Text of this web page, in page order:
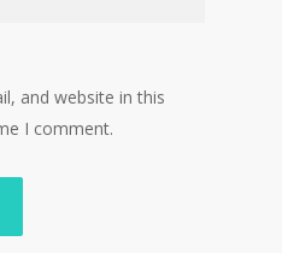
and website in this
I comment.